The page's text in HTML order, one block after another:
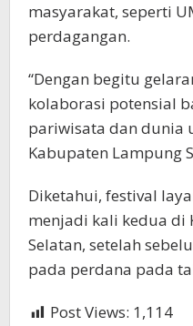
masyarakat, seperti
perdagangan.
“Dengan begitu
kolaborasi potensial
pariwisata dan dunia
Kabupaten Lampung
Diketahui, festival
menjadi kali kedua di
Selatan, setelah
pada perdana pada
Post Views: 1,114